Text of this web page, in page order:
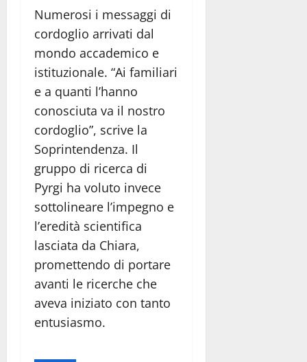
Numerosi i messaggi di
cordoglio arrivati dal
mondo accademico e
istituzionale. “Ai familiari
e a quanti l’hanno
conosciuta va il nostro
cordoglio”, scrive la
Soprintendenza. Il
gruppo di ricerca di
Pyrgi ha voluto invece
sottolineare l’impegno e
l’eredità scientifica
lasciata da Chiara,
promettendo di portare
avanti le ricerche che
aveva iniziato con tanto
entusiasmo.